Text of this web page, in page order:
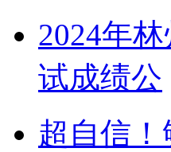
2024年
试成绩公
超自信